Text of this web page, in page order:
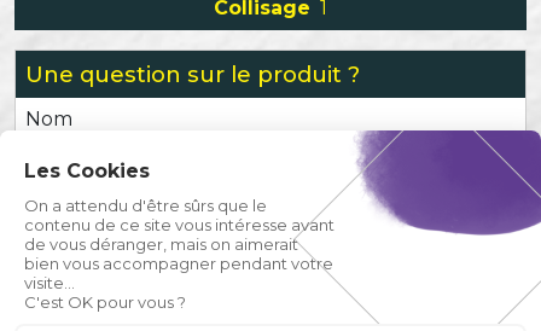
Collisage 1
Une question sur le produit ?
Nom
Prénom
Email
Téléphone
Les Cookies
On a attendu d'être sûrs que le
contenu de ce site vous intéresse avant
de vous déranger, mais on aimerait
bien vous accompagner pendant votre
visite...
C'est OK pour vous ?